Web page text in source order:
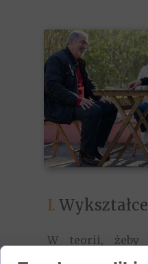
I.
W teorii, żeby